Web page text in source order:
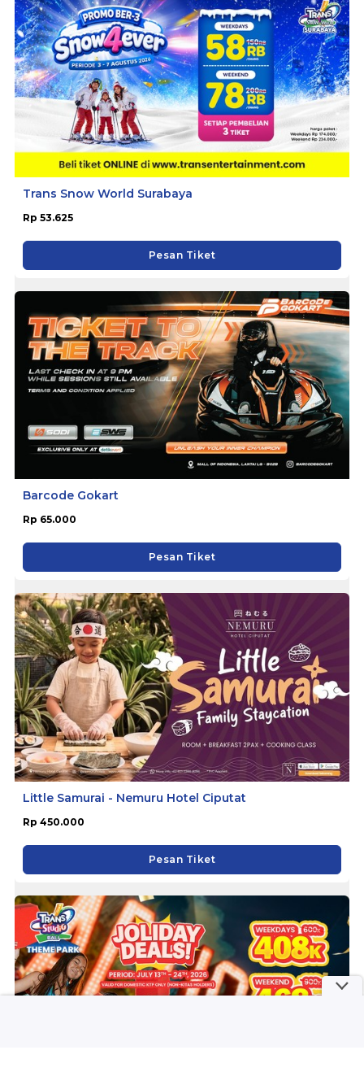
Trans Snow World Surabaya
Rp 53.625
Pesan Tiket
Barcode Gokart
Rp 65.000
Pesan Tiket
Little Samurai - Nemuru Hotel Ciputat
Rp 450.000
Pesan Tiket